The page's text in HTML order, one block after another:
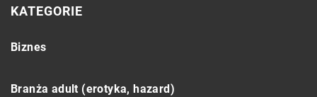
KATEGORIE
Biznes
Branża adult (erotyka, hazard)